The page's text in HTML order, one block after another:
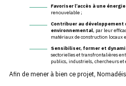
Favoriser l’accès à une
renouvelable ;
Contribuer au
environnemental, par leur
matériaux de construction locaux
Sensibiliser, former et
sectorielles et transfrontalières
publics, industriels, chercheurs et
Afin de mener à bien ce projet,